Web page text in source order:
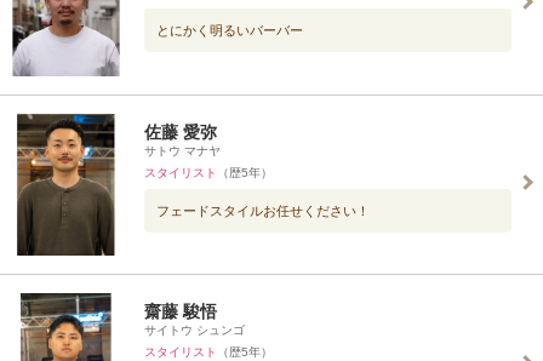
とにかく明るいバーバー
佐藤 愛弥
サトウ マナヤ
スタイリスト
（歴5年）
フェードスタイルお任せください！
齋藤 駿悟
サイトウ シュンゴ
スタイリスト
（歴5年）